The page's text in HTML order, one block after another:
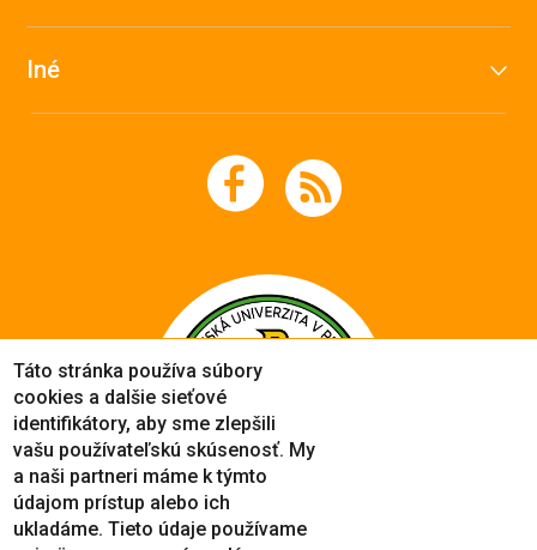
Iné
Táto stránka používa súbory
cookies a dalšie sieťové
identifikátory, aby sme zlepšili
vašu používateľskú skúsenosť. My
a naši partneri máme k týmto
údajom prístup alebo ich
ukladáme. Tieto údaje používame